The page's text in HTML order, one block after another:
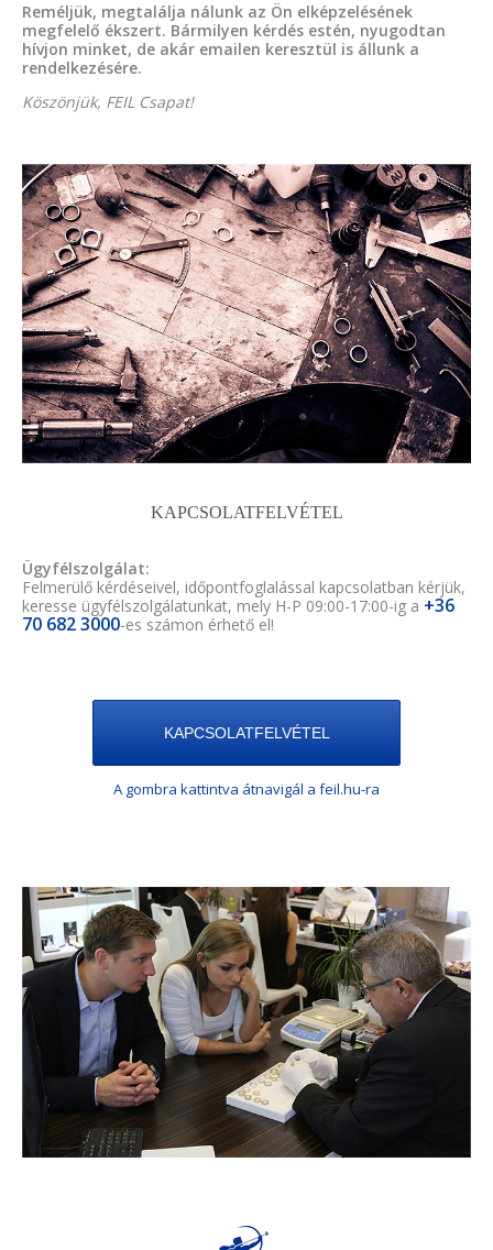
Reméljük, megtalálja nálunk az Ön elképzelésének
megfelelő ékszert. Bármilyen kérdés estén, nyugodtan
hívjon minket, de akár emailen keresztül is állunk a
rendelkezésére.
Köszönjük, FEIL Csapat!
KAPCSOLATFELVÉTEL
Ügyfélszolgálat:
Felmerülő kérdéseivel, időpontfoglalással kapcsolatban kérjük,
keresse ügyfélszolgálatunkat, mely H-P 09:00-17:00-ig a +36
70 682 3000-es számon érhető el!
KAPCSOLATFELVÉTEL
A gombra kattintva átnavigál a feil.hu-ra